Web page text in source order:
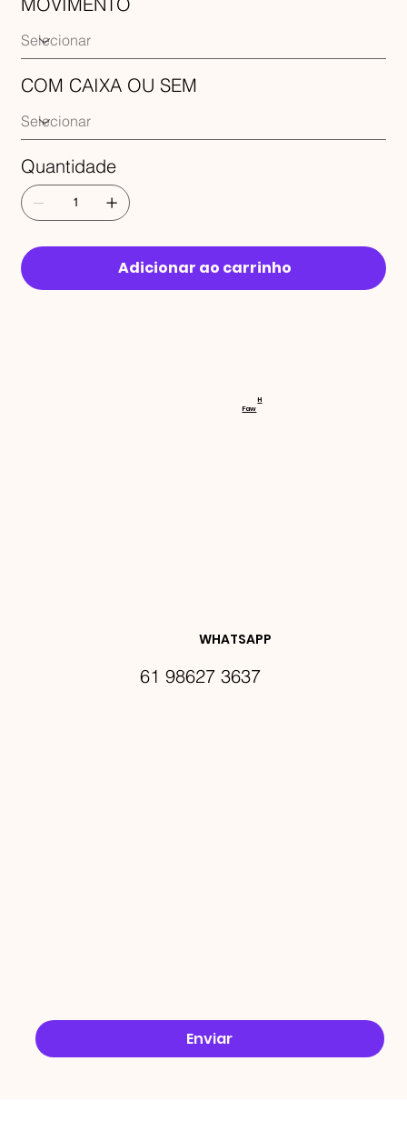
COM CAIXA OU SEM
Quantidade
Adicionar ao carrinho
RECEBA
DES E
Enviar
WHATSAPP
61 98627 3637
Faw
H